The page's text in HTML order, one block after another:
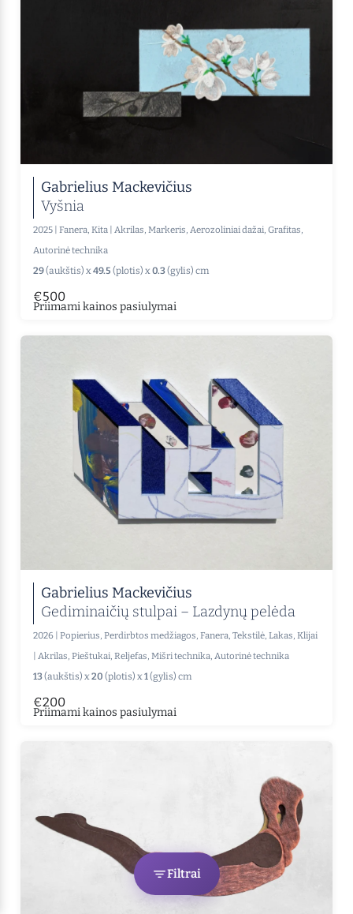
Gabrielius Mackevičius
Vyšnia
2025 Fanera, Kita Akrilas, Markeris, Aerozoliniai dažai, Grafitas,
Autorinė technika
29(aukštis) x49.5 (plotis) x0.3(gylis) cm
€500
Priimami kainos pasiulymai
Gabrielius Mackevičius
Gediminaičių stulpai – Lazdynų pelėda
2026 Popierius, Perdirbtos medžiagos, Fanera, Tekstilė, Lakas, Klijai
Akrilas, Pieštukai, Reljefas, Mišri technika, Autorinė technika
13(aukštis) x20 (plotis) x1(gylis) cm
€200
Priimami kainos pasiulymai
Filtrai